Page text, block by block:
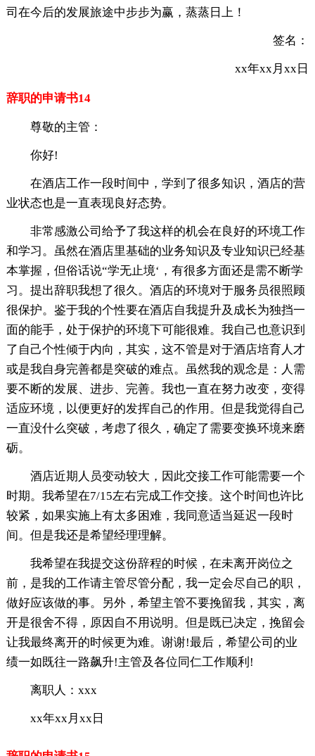
司在今后的发展旅途中步步为赢，蒸蒸日上！
签名：
xx年xx月xx日
辞职的申请书14
尊敬的主管：
你好!
在酒店工作一段时间中，学到了很多知识，酒店的营
业状态也是一直表现良好态势。
非常感激公司给予了我这样的机会在良好的环境工作
和学习。虽然在酒店里基础的业务知识及专业知识已经基
本掌握，但俗话说“学无止境‘，有很多方面还是需不断学
习。提出辞职我想了很久。酒店的环境对于服务员很照顾
很保护。鉴于我的个性要在酒店自我提升及成长为独挡一
面的能手，处于保护的环境下可能很难。我自己也意识到
了自己个性倾于内向，其实，这不管是对于酒店培育人才
或是我自身完善都是突破的难点。虽然我的观念是：人需
要不断的发展、进步、完善。我也一直在努力改变，变得
适应环境，以便更好的发挥自己的作用。但是我觉得自己
一直没什么突破，考虑了很久，确定了需要变换环境来磨
砺。
酒店近期人员变动较大，因此交接工作可能需要一个
时期。我希望在7/15左右完成工作交接。这个时间也许比
较紧，如果实施上有太多困难，我同意适当延迟一段时
间。但是我还是希望经理理解。
我希望在我提交这份辞程的时候，在未离开岗位之
前，是我的工作请主管尽管分配，我一定会尽自己的职，
做好应该做的事。另外，希望主管不要挽留我，其实，离
开是很舍不得，原因自不用说明。但是既已决定，挽留会
让我最终离开的时候更为难。谢谢!最后，希望公司的业
绩一如既往一路飙升!主管及各位同仁工作顺利!
离职人：xxx
xx年xx月xx日